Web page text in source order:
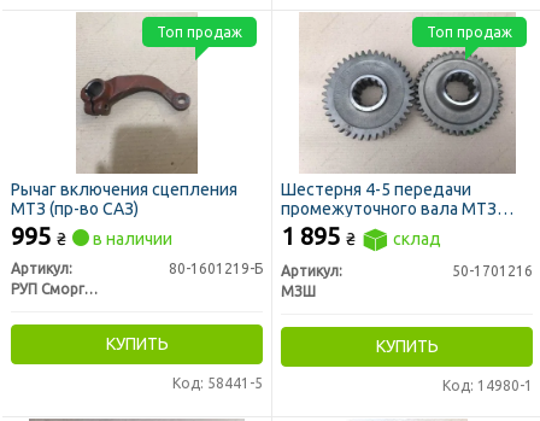
Рычаг включения сцепления
МТЗ (пр-во САЗ)
995 ₴ в наличии
Артикул:
80-1601219-Б
РУП Сморгонский агрегатный завод г. Сморгонь РБ
КУПИТЬ
Код: 58441-5
Топ продаж
Шестерня 4-5 передачи
промежуточного вала МТЗ
z=40 (МЗШ)
1 895 ₴ склад
Артикул:
50-1701216
МЗШ
КУПИТЬ
Код: 14980-1
Топ продаж